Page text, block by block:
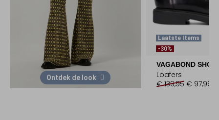
Ontdek de look
Laatste Items
-30%
VAGABOND
Loafers
€ 139,95 € 97,99